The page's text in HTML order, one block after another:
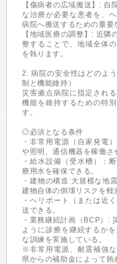
【傷病者の広域搬送】: 自
な治療が必要な患者を、
病院へ搬送するための重要
【地域医療の調整】: 近隣
整することで、地域全体
を執ります。
2. 病院の安全性はどのよ
制と機能維持）
災害拠点病院に指定され
機能を維持するための特
す。
◎必須となる条件
・非常用電源（自家発電
や照明、通信機器を稼働さ
・給水設備（受水槽）：
療用水を確保できる。
・建物の構造:大規模な地
建物自体の倒壊リスクを軽
・ヘリポート（または近
送できる。
・業務継続計画（BCP）:
ように診療を継続するか
な訓練を実施している。
※非常用電源、耐震補強
県からの補助金によって賄